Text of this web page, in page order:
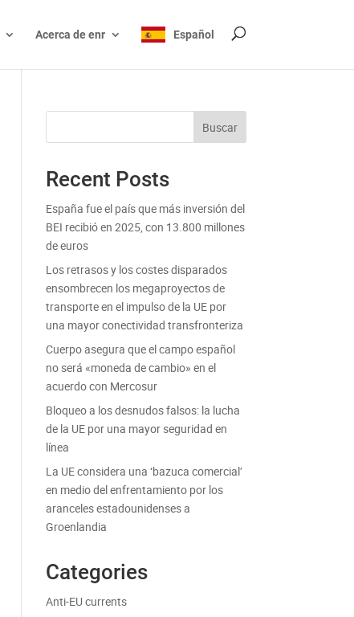
Acerca de enr Español
Buscar
Recent Posts
España fue el país que más inversión del
BEI recibió en 2025, con 13.800 millones
de euros
Los retrasos y los costes disparados
ensombrecen los megaproyectos de
transporte en el impulso de la UE por
una mayor conectividad transfronteriza
Cuerpo asegura que el campo español
no será «moneda de cambio» en el
acuerdo con Mercosur
Bloqueo a los desnudos falsos: la lucha
de la UE por una mayor seguridad en
línea
La UE considera una ‘bazuca comercial’
en medio del enfrentamiento por los
aranceles estadounidenses a
Groenlandia
Categories
Anti-EU currents